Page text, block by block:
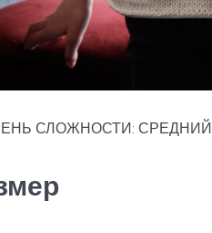
СЛОЖНОСТИ: СРЕДНИЙ